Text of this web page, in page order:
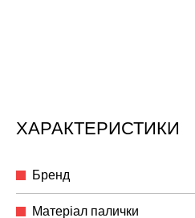
ХАРАКТЕРИСТИКИ
Бренд
Матеріал палички